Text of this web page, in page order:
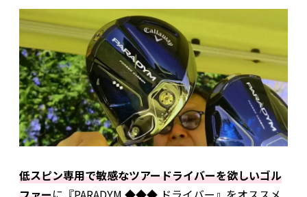
低スピン専用で敏感なツアードライバーを欲しいゴル